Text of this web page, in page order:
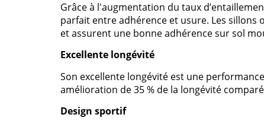
Grâce à l'augmentation du taux
parfait entre adhérence et usure. Les sillons
et assurent une bonne adhérence sur sol
Excellente longévité
Son excellente longévité est une
amélioration de 35 % de la longévité
Design sportif